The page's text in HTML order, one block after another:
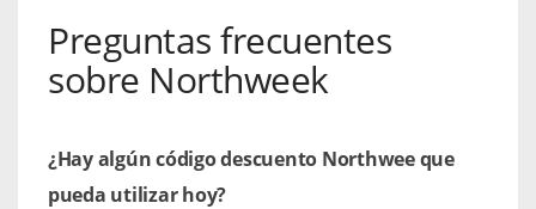
Preguntas frecuentes
sobre Northweek
¿Hay algún código descuento Northwee que
pueda utilizar hoy?